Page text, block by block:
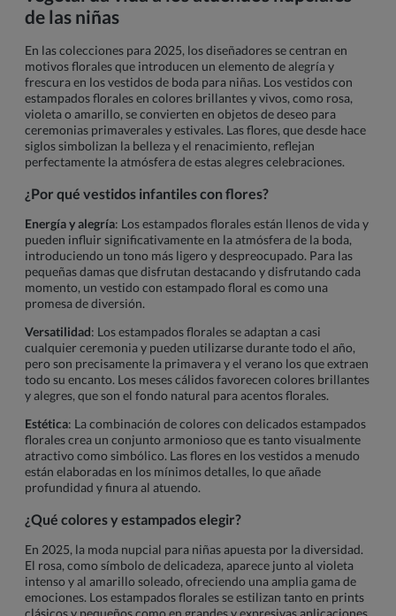
de las niñas
En las colecciones para 2025, los diseñadores se centran en
motivos florales que introducen un elemento de alegría y
frescura en los vestidos de boda para niñas. Los vestidos con
estampados florales en colores brillantes y vivos, como rosa,
violeta o amarillo, se convierten en objetos de deseo para
ceremonias primaverales y estivales. Las flores, que desde hace
siglos simbolizan la belleza y el renacimiento, reflejan
perfectamente la atmósfera de estas alegres celebraciones.
¿Por qué vestidos infantiles con flores?
Energía y alegría: Los estampados florales están llenos de vida y
pueden influir significativamente en la atmósfera de la boda,
introduciendo un tono más ligero y despreocupado. Para las
pequeñas damas que disfrutan destacando y disfrutando cada
momento, un vestido con estampado floral es como una
promesa de diversión.
Versatilidad: Los estampados florales se adaptan a casi
cualquier ceremonia y pueden utilizarse durante todo el año,
pero son precisamente la primavera y el verano los que extraen
todo su encanto. Los meses cálidos favorecen colores brillantes
y alegres, que son el fondo natural para acentos florales.
Estética: La combinación de colores con delicados estampados
florales crea un conjunto armonioso que es tanto visualmente
atractivo como simbólico. Las flores en los vestidos a menudo
están elaboradas en los mínimos detalles, lo que añade
profundidad y finura al atuendo.
¿Qué colores y estampados elegir?
En 2025, la moda nupcial para niñas apuesta por la diversidad.
El rosa, como símbolo de delicadeza, aparece junto al violeta
intenso y al amarillo soleado, ofreciendo una amplia gama de
emociones. Los estampados florales se estilizan tanto en prints
clásicos y pequeños como en grandes y expresivas aplicaciones,